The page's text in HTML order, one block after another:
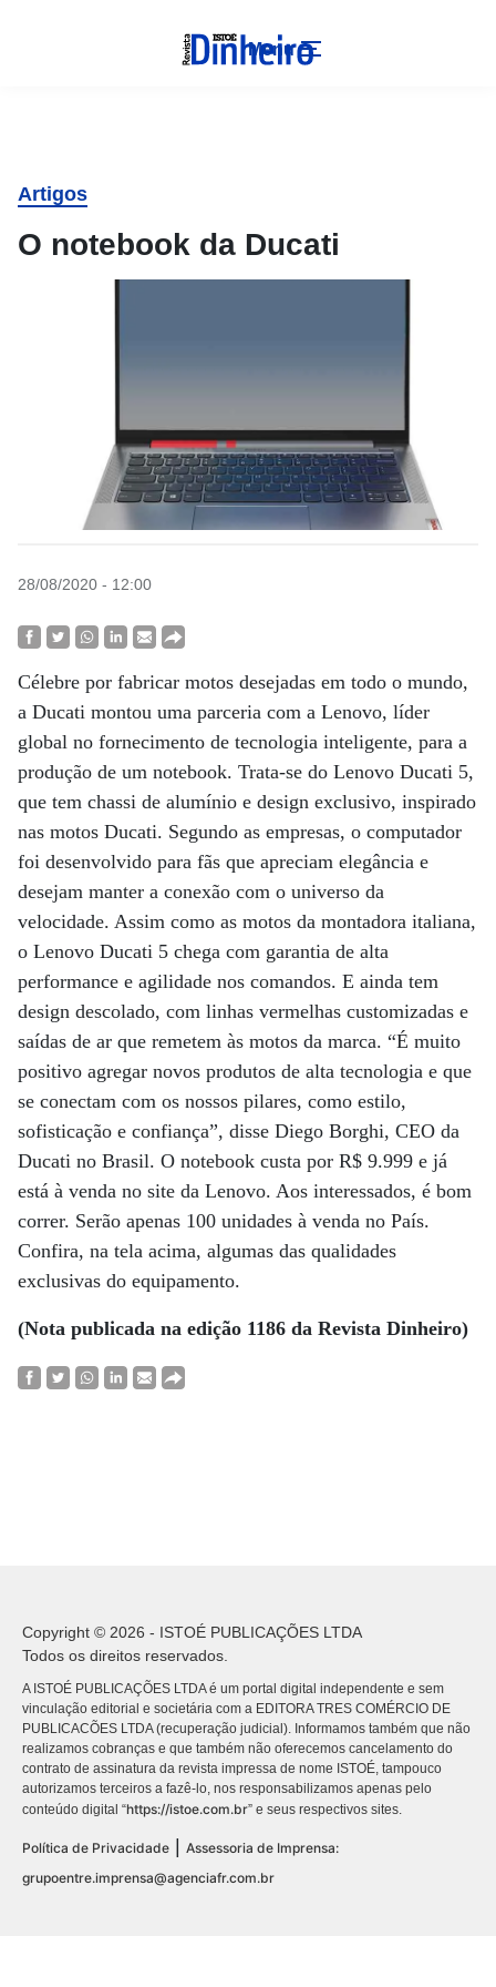
Menu
Artigos
O notebook da Ducati
28/08/2020 - 12:00
Célebre por fabricar motos desejadas em todo o mundo,
a Ducati montou uma parceria com a Lenovo, líder
global no fornecimento de tecnologia inteligente, para a
produção de um notebook. Trata-se do Lenovo Ducati 5,
que tem chassi de alumínio e design exclusivo, inspirado
nas motos Ducati. Segundo as empresas, o computador
foi desenvolvido para fãs que apreciam elegância e
desejam manter a conexão com o universo da
velocidade. Assim como as motos da montadora italiana,
o Lenovo Ducati 5 chega com garantia de alta
performance e agilidade nos comandos. E ainda tem
design descolado, com linhas vermelhas customizadas e
saídas de ar que remetem às motos da marca. “É muito
positivo agregar novos produtos de alta tecnologia e que
se conectam com os nossos pilares, como estilo,
sofisticação e confiança”, disse Diego Borghi, CEO da
Ducati no Brasil. O notebook custa por R$ 9.999 e já
está à venda no site da Lenovo. Aos interessados, é bom
correr. Serão apenas 100 unidades à venda no País.
Confira, na tela acima, algumas das qualidades
exclusivas do equipamento.
(Nota publicada na edição 1186 da Revista Dinheiro)
Copyright © 2026 - ISTOÉ PUBLICAÇÕES LTDA
Todos os direitos reservados.
A ISTOÉ PUBLICAÇÕES LTDA é um portal digital independente e sem
vinculação editorial e societária com a EDITORA TRES COMÉRCIO DE
PUBLICACÕES LTDA (recuperação judicial). Informamos também que não
realizamos cobranças e que também não oferecemos cancelamento do
contrato de assinatura da revista impressa de nome ISTOÉ, tampouco
autorizamos terceiros a fazê-lo, nos responsabilizamos apenas pelo
conteúdo digital “https://istoe.com.br” e seus respectivos sites.
Política de Privacidade
Assessoria de Imprensa:
grupoentre.imprensa@agenciafr.com.br